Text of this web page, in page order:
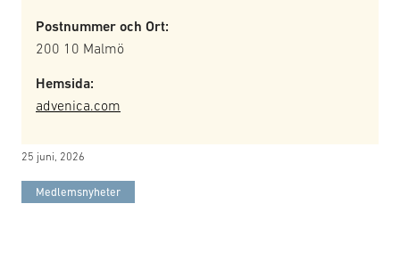
Postnummer och Ort:
200 10 Malmö
Hemsida:
advenica.com
25 juni, 2026
Medlemsnyheter